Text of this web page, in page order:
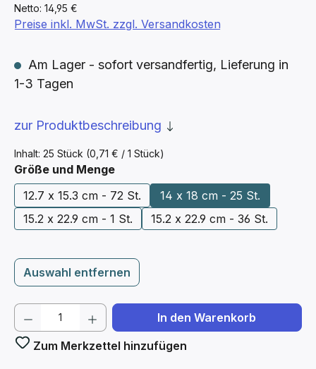
Netto: 14,95 €
Inhalt: 25 Stück (0,71 € / 1 Stück)
Preise inkl. MwSt. zzgl. Versandkosten
Am Lager - sofort versandfertig, Lieferung in
1-3 Tagen
zur Produktbeschreibung
Größe und Mengeauswählen
12.7 x 15.3 cm - 72 St.
14 x 18 cm - 25 St.
15.2 x 22.9 cm - 1 St.
15.2 x 22.9 cm - 36 St.
Auswahl entfernen
Produkt Anzahl: Gib den gewünschten
In den Warenkorb
Zum Merkzettel hinzufügen